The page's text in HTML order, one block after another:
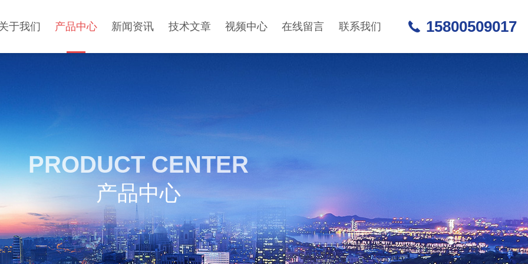
于我们 产品中心 新闻资讯 技术文章 视频中心 在线留言 联系我们 15800509017
PRODUCT CENTER
产品中心